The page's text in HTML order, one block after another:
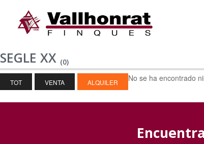
SEGLE XX (0)
TOT VENTA ALQUILER No se ha encontrado